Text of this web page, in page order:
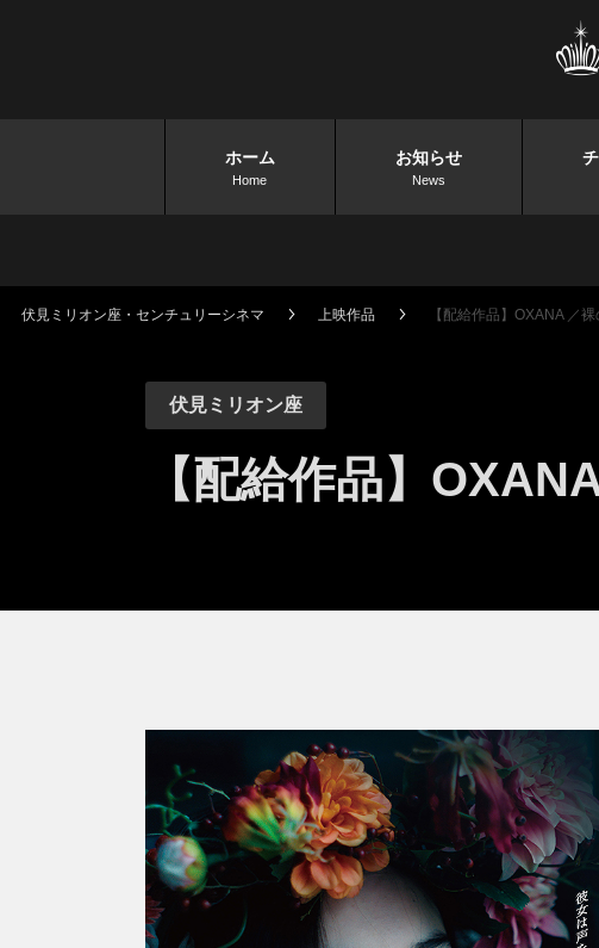
ホーム
Home
お知らせ
News
伏見ミリオン座・センチュリーシネマ 上映作品 【配給作品】OXANA ／
伏見ミリオン座
【配給作品】